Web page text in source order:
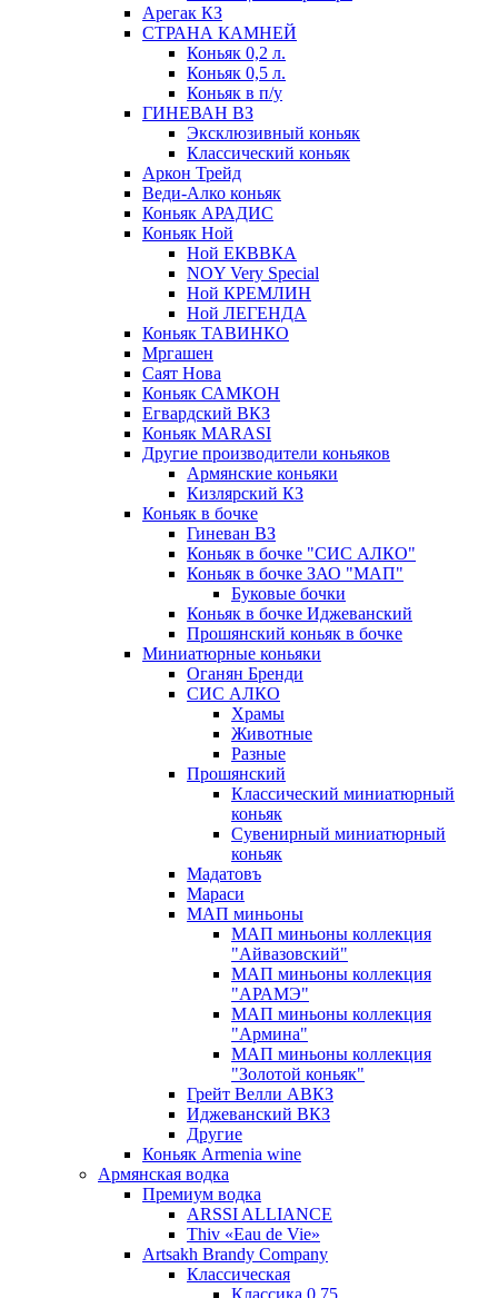
Арегак КЗ
СТРАНА КАМНЕЙ
Коньяк 0,2 л.
Коньяк 0,5 л.
Коньяк в п/у
ГИНЕВАН ВЗ
Эксклюзивный коньяк
Классический коньяк
Аркон Трейд
Веди-Алко коньяк
Коньяк АРАДИС
Коньяк Ной
Ной ЕКВВКА
NOY Very Special
Ной КРЕМЛИН
Ной ЛЕГЕНДА
Коньяк ТАВИНКО
Мргашен
Саят Нова
Коньяк САМКОН
Егвардский ВКЗ
Коньяк MARASI
Другие производители коньяков
Армянские коньяки
Кизлярский КЗ
Коньяк в бочке
Гиневан ВЗ
Коньяк в бочке "СИС АЛКО"
Коньяк в бочке ЗАО "МАП"
Буковые бочки
Коньяк в бочке Иджеванский
Прошянский коньяк в бочке
Миниатюрные коньяки
Оганян Бренди
СИС АЛКО
Храмы
Животные
Разные
Прошянский
Классический миниатюрный
коньяк
Сувенирный миниатюрный
коньяк
Мадатовъ
Мараси
МАП миньоны
МАП миньоны коллекция
"Айвазовский"
МАП миньоны коллекция
"АРАМЭ"
МАП миньоны коллекция
"Армина"
МАП миньоны коллекция
"Золотой коньяк"
Грейт Велли АВКЗ
Иджеванский ВКЗ
Другие
Коньяк Armenia wine
Армянская водка
Премиум водка
ARSSI ALLIANCE
Thiv «Eau de Vie»
Artsakh Brandy Company
Классическая
Классика 0,75